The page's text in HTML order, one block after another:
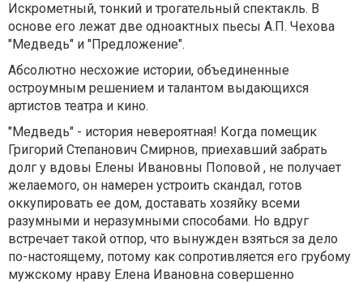
Искрометный, тонкий и трогательный спектакль. В
основе его лежат две одноактных пьесы А.П. Чехова
"Медведь" и "Предложение".
Абсолютно несхожие истории, объединенные
остроумным решением и талантом выдающихся
артистов театра и кино.
"Медведь" - история невероятная! Когда помещик
Григорий Степанович Смирнов, приехавший забрать
долг у вдовы Елены Ивановны Поповой , не получает
желаемого, он намерен устроить скандал, готов
оккупировать ее дом, доставать хозяйку всеми
разумными и неразумными способами. Но вдруг
встречает такой отпор, что вынужден взяться за дело
по-настоящему, потому как сопротивляется его грубому
мужскому нраву Елена Ивановна совершенно